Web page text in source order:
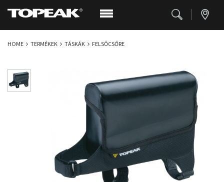
HOME TERMÉKEK TÁSKÁK FELSŐCSŐRE